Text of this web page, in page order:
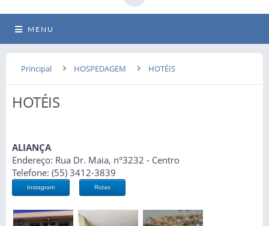
MENU
Principal HOSPEDAGEM HOTÉIS
HOTÉIS
ALIANÇA
Endereço: Rua Dr. Maia, n°3232 - Centro
Telefone: (55) 3412-3839
Instagram Rotas